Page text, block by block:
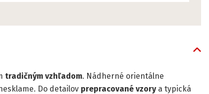
tradičným vzhľadom. Nádherné orientálne
Do detailov prepracované vzorya typická